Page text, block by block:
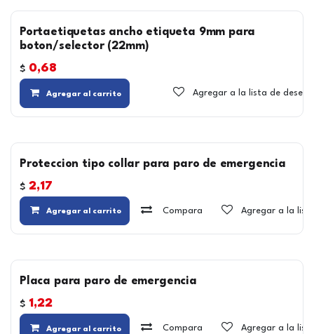
Portaetiquetas ancho etiqueta 9mm para
boton/selector (22mm)
$ 0,68
Agregar al carrito Agregar a la lista de deseos
Proteccion tipo collar para paro de emergencia
$ 2,17
Agregar al carrito Compara Agregar a la
Placa para paro de emergencia
$ 1,22
Agregar al carrito Compara Agregar a la